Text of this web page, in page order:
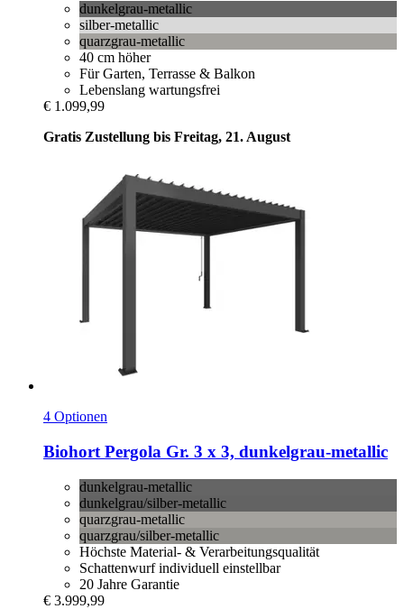
dunkelgrau-metallic
silber-metallic
quarzgrau-metallic
40 cm höher
Für Garten, Terrasse & Balkon
Lebenslang wartungsfrei
€ 1.099,99
Gratis Zustellung bis Freitag, 21. August
4 Optionen
Biohort Pergola Gr. 3 x 3, dunkelgrau-​metallic
dunkelgrau-metallic
dunkelgrau/silber-metallic
quarzgrau-metallic
quarzgrau/silber-metallic
Höchste Material- & Verarbeitungsqualität
Schattenwurf individuell einstellbar
20 Jahre Garantie
€ 3.999,99